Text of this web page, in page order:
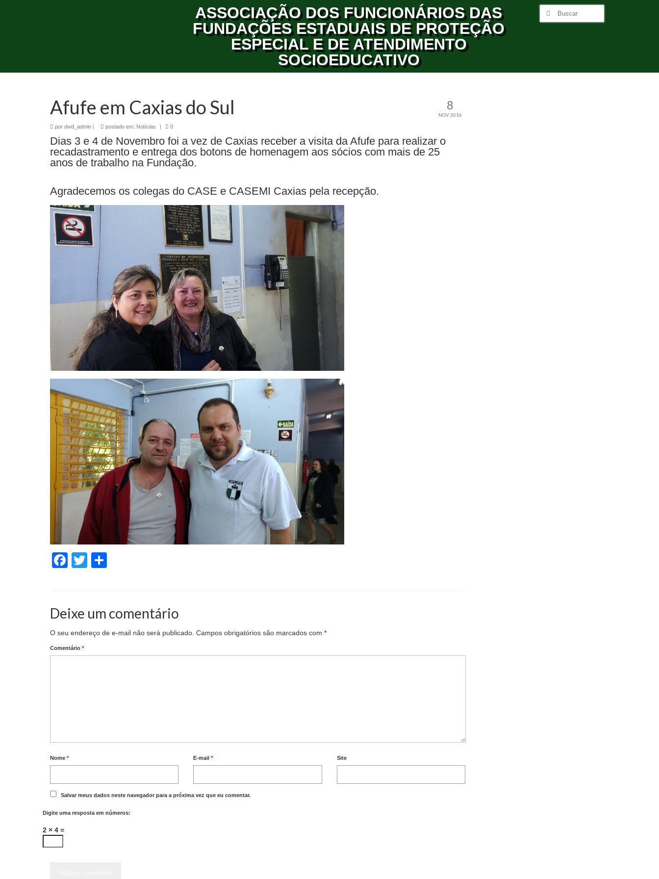
ASSOCIAÇÃO DOS FUNCIONÁRIOS DAS
FUNDAÇÕES ESTADUAIS DE PROTEÇÃO
ESPECIAL E DE ATENDIMENTO
SOCIOEDUCATIVO
8
NOV 2016
Afufe em Caxias do Sul
por dwd_admin | postado em: Notícias | 0
Dias 3 e 4 de Novembro foi a vez de Caxias receber a visita da Afufe para realizar o
recadastramento e entrega dos botons de homenagem aos sócios com mais de 25
anos de trabalho na Fundação.
Agradecemos os colegas do CASE e CASEMI Caxias pela recepção.
Facebook
Twitter
Deixe um comentário
O seu endereço de e-mail não será publicado. Campos obrigatórios são marcados com *
Comentário *
Nome * E-mail* Site
Salvar meus dados neste navegador para a próxima vez que eu comentar.
Digite uma resposta em números:
2 × 4 =